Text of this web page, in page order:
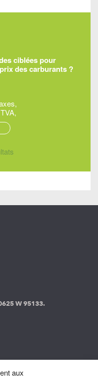
aux
ciblées pour
des carburants ?
W 95133.